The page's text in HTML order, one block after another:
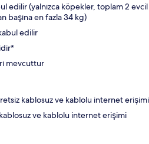
edilir (yalnızca köpekler, toplam 2 evcil
başına en fazla 34 kg)
edilir
mevcuttur
kablosuz ve kablolu internet erişimi
ve kablolu internet erişimi